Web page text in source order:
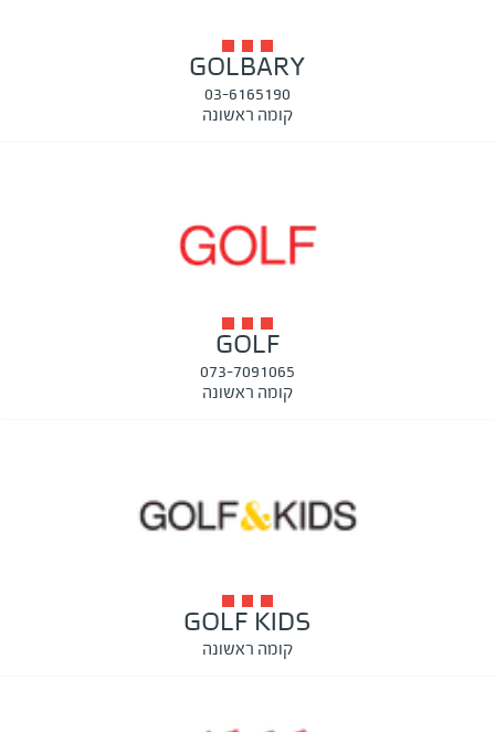
GOLBARY
03-6165190
קומה ראשונה
GOLF
073-7091065
קומה ראשונה
GOLF KIDS
קומה ראשונה